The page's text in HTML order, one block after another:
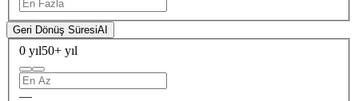
Geri Dönüş SüresiAI
0 yıl50+ yıl
—